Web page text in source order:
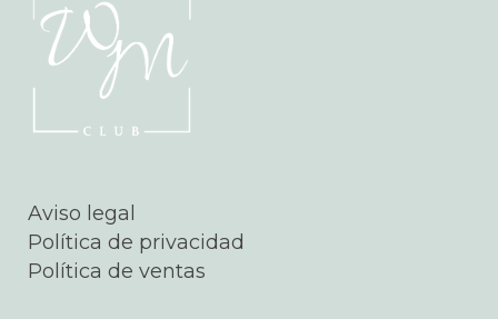
Aviso legal
Política de privacidad
Política de ventas